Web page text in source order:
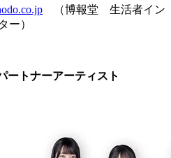
（博報堂 生活者イン
ー）
ートナーアーティスト